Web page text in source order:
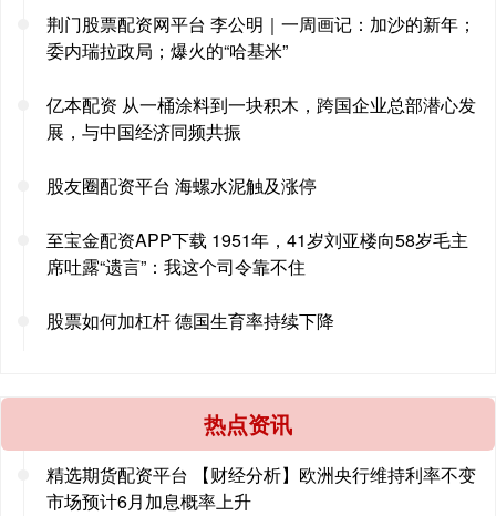
荆门股票配资网平台 李公明｜一周画记：加沙的新年；
委内瑞拉政局；爆火的“哈基米”
亿本配资 从一桶涂料到一块积木，跨国企业总部潜心发
展，与中国经济同频共振
股友圈配资平台 海螺水泥触及涨停
至宝金配资APP下载 1951年，41岁刘亚楼向58岁毛主
席吐露“遗言”：我这个司令靠不住
股票如何加杠杆 德国生育率持续下降
热点资讯
精选期货配资平台 【财经分析】欧洲央行维持利率不变
市场预计6月加息概率上升